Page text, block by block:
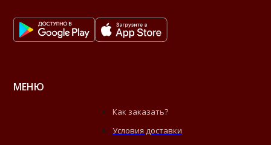
МЕНЮ
Как заказать?
Условия доставки